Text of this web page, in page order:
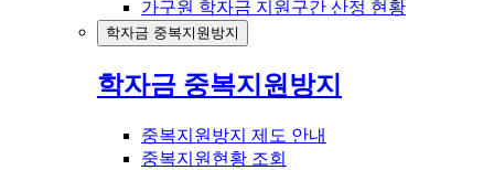
가구원 학자금 지원구간 산정 현황
학자금 중복지원방지
학자금 중복지원방지
중복지원방지 제도 안내
중복지원현황 조회